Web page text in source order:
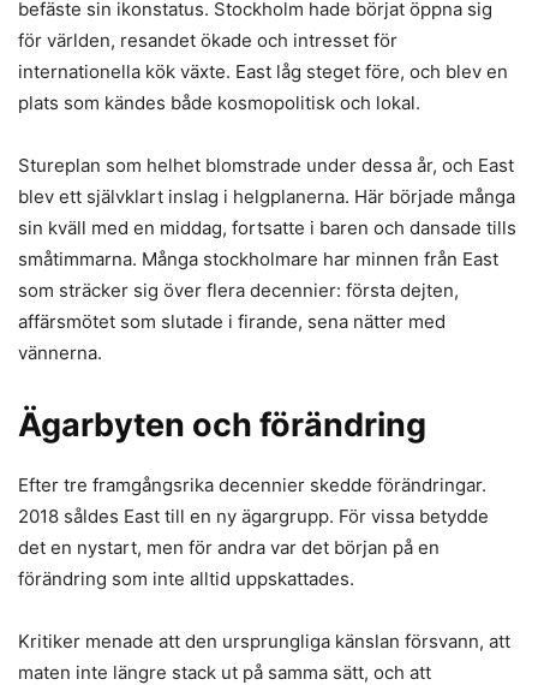
befäste sin ikonstatus. Stockholm hade börjat öppna sig
för världen, resandet ökade och intresset för
internationella kök växte. East låg steget före, och blev en
plats som kändes både kosmopolitisk och lokal.
Stureplan som helhet blomstrade under dessa år, och East
blev ett självklart inslag i helgplanerna. Här började många
sin kväll med en middag, fortsatte i baren och dansade tills
småtimmarna. Många stockholmare har minnen från East
som sträcker sig över flera decennier: första dejten,
affärsmötet som slutade i firande, sena nätter med
vännerna.
Ägarbyten och förändring
Efter tre framgångsrika decennier skedde förändringar.
2018 såldes East till en ny ägargrupp. För vissa betydde
det en nystart, men för andra var det början på en
förändring som inte alltid uppskattades.
Kritiker menade att den ursprungliga känslan försvann, att
maten inte längre stack ut på samma sätt, och att